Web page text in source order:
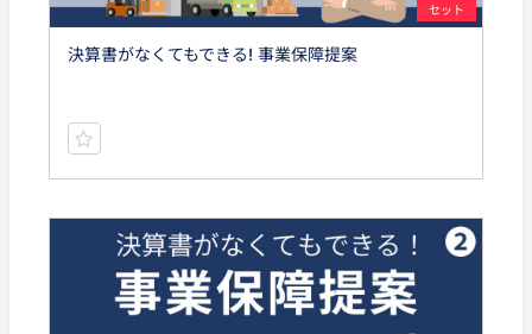
セット
決算書がなくてもできる! 事業保障提案